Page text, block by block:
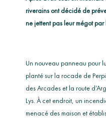
riverains ont décidé de
ne jettent pas leur mégot par
Un nouveau panneau pour
planté sur la rocade de
des Arcades et la route
Lys. À cet endroit, un
menacé des maison et